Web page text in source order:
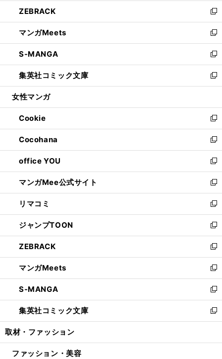
く
で
開
く
ド
ウ
で
開
く
ウ
ィ
ン
ド
ウ
で
開
く
し
い
ウ
ィ
ン
ド
ウ
で
開
ZEBRACK
新
し
い
ウ
ィ
ン
ド
ウ
開
く
マンガMeets
新
し
い
ウ
ィ
ン
ウ
で
開
く
S-MANGA
新
し
い
ウ
ン
ド
ウ
で
開
く
集英社コミック文庫
新
し
ウ
ィ
ン
ド
ウ
で
開
く
女性マンガ
Cookie
新
し
い
ウ
ィ
ン
ド
ウ
で
開
く
Cocohana
新
し
い
ウ
ィ
ン
ド
ウ
で
開
く
office YOU
新
し
い
ウ
ィ
ン
ド
ウ
で
開
く
マンガMee公式サイト
新
し
い
ウ
ィ
ン
ド
ウ
で
開
く
リマコミ
新
し
い
ウ
ィ
ン
ド
ウ
で
開
く
ジャンプTOON
新
し
い
ウ
ィ
ン
ド
ウ
で
開
ZEBRACK
新
し
い
ウ
ィ
ン
ド
ウ
開
マンガMeets
新
し
い
ウ
ィ
ン
ウ
S-MANGA
新
し
い
ウ
ン
集英社コミック文庫
新
し
ウ
取材・ファッション
ファッション・美容